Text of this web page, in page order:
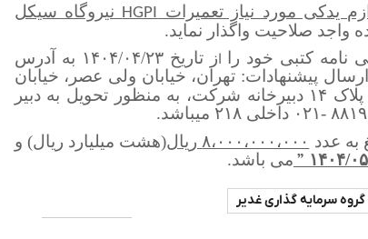
یدکی مورد نیاز تعمیرات HGPI
نیروگاه سیکل
صلاحیت واگذار نماید.
نامه کتبی خود را
ز تاریخ ۱۴۰۴/۰۴/۲۳ به آدرس
پیشنهادات: تهران، خیابان ولی عصر، خیابان
توانیر(شهید عباسپور)،خیابان نظامی گنجوی، کوچه لنکران، پلاک ۱۴ دبیرخانه شرکت، به منظور تحویل به دبیر
به عدد ۸،۰۰۰،۰۰۰،۰۰۰ ریال (هشت میلیارد ریال) و
” می باشد.
گروه سرمایه گذاری غدیر